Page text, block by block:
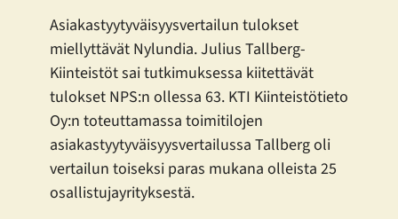
Asiakastyytyväisyysvertailun tulokset
miellyttävät Nylundia. Julius Tallberg-
Kiinteistöt sai tutkimuksessa kiitettävät
tulokset NPS:n ollessa 63. KTI Kiinteistötieto
Oy:n toteuttamassa toimitilojen
asiakastyytyväisyysvertailussa Tallberg oli
vertailun toiseksi paras mukana olleista 25
osallistujayrityksestä.